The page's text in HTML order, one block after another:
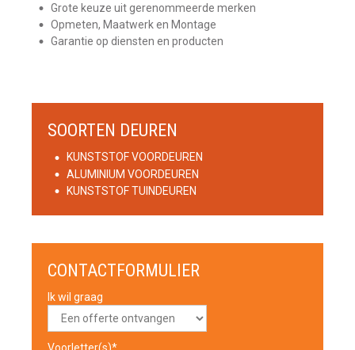
Grote keuze uit gerenommeerde merken
Opmeten, Maatwerk en Montage
Garantie op diensten en producten
SOORTEN DEUREN
KUNSTSTOF VOORDEUREN
ALUMINIUM VOORDEUREN
KUNSTSTOF TUINDEUREN
CONTACTFORMULIER
Ik wil graag